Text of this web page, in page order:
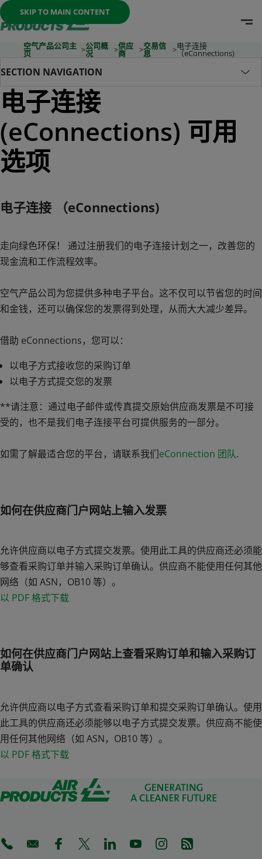
SKIP TO MAIN CONTENT
Once the menu is open you can move between options
空气产品公司主
页 >公司概
况 >供应
商 >交易信
息 >电子连接
（eConnections)
电子连接
(eConnections) 可用
选项
电子连接 （eConnections)
走向绿色环保！ 通过注册我们的电子连接计划之一，改善您的
现金流和工作流程效率。
空气产品公司为您提供多种电子平台。这不仅可以节省您的时间
和金钱，还可以确保您的发票得到处理，从而大大减少差异。
借助 eConnections，您可以：
以电子方式接收您的采购订单
以电子方式提交您的发票
**请注意：通过电子邮件或传真提交原始供应商发票是不可接
受的，也不是我们电子连接平台可提供服务的一部分。
如需了解最适合您的平台，请联系我们eConnection 团队.
如何在供应商门户网站上输入发票
允许供应商以电子方式提交发票。使用此工具的供应商还必须能
够查看采购订单并输入采购订单确认。供应商不能使用任何其他
网络（如 ASN，OB10 等）。
以 PDF 格式下载
如何在供应商门户网站上查看采购订单和输入采购订
单确认
允许供应商以电子方式查看采购订单和提交采购订单确认。使用
此工具的供应商还必须能够以电子方式提交发票。供应商不能使
用任何其他网络（如 ASN，OB10 等）。
以 PDF 格式下载
(Opens in a new tab)
(Opens in a new tab)
(Opens in a new tab)
(Opens in a new tab)
(Opens in a new tab)
(Opens in a new tab)
(Opens in a new tab)
(Opens in a new